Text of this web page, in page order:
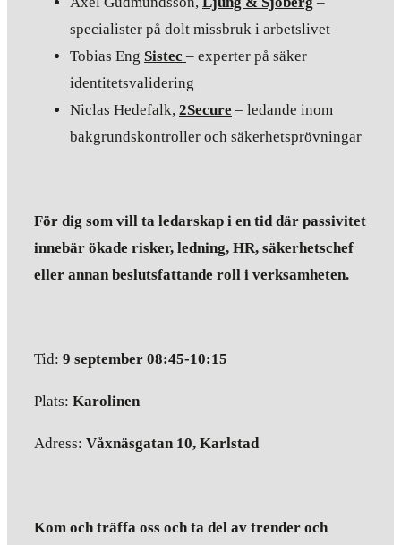
specialister på dolt missbruk i arbetslivet
Tobias Eng Sistec – experter på säker
identitetsvalidering
Niclas Hedefalk, 2Secure – ledande inom
bakgrundskontroller och säkerhetsprövningar
För dig som vill ta ledarskap i en tid där passivitet
innebär ökade risker, ledning, HR, säkerhetschef
eller annan beslutsfattande roll i verksamheten.
Tid: 9 september 08:45-10:15
Plats: Karolinen
Adress: Våxnäsgatan 10, Karlstad
Kom och träffa oss och ta del av trender och